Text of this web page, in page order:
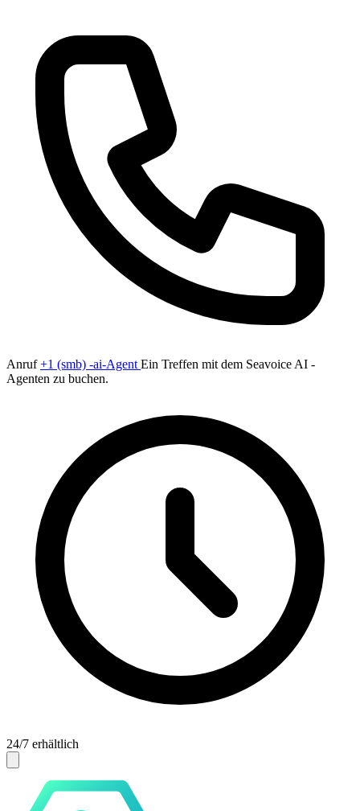
Anruf+1 (smb) -ai-Agent Ein Treffen mit dem Seavoice AI -
Agenten zu buchen.
24/7 erhältlich